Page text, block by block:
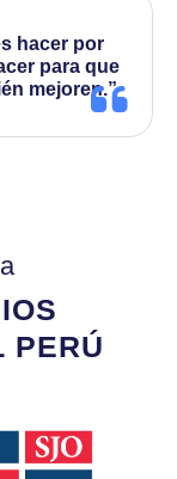
hacer por
para que
mejoren.”
PERÚ